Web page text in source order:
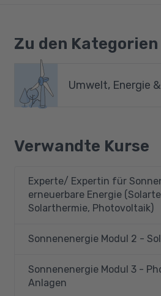
Zu den Kategorien
Umwelt, Energie
Verwandte Kurse
Experte/ Expertin für
erneuerbare Energie
Solarthermie, Photovoltaik)
Sonnenenergie Modul 2 -
Sonnenenergie Modul 3 -
Anlagen